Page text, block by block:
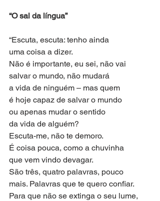
“O sal da língua”
“Escuta, escuta: tenho ainda
uma coisa a dizer.
Não é importante, eu sei, não vai
salvar o mundo, não mudará
a vida de ninguém – mas quem
é hoje capaz de salvar o mundo
ou apenas mudar o sentido
da vida de alguém?
Escuta-me, não te demoro.
É coisa pouca, como a chuvinha
que vem vindo devagar.
São três, quatro palavras, pouco
mais. Palavras que te quero confiar.
Para que não se extinga o seu lume,